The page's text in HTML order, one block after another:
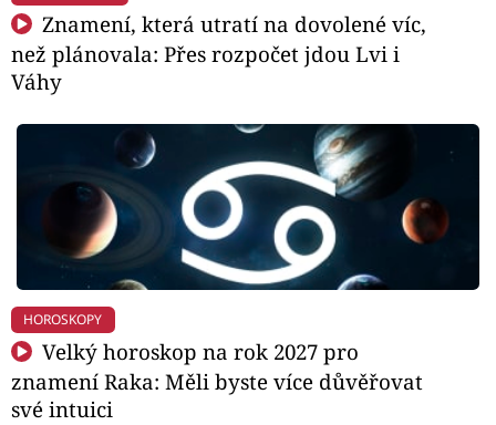
Znamení, která utratí na dovolené víc,
než plánovala: Přes rozpočet jdou Lvi i
Váhy
HOROSKOPY
Velký horoskop na rok 2027 pro
znamení Raka: Měli byste více důvěřovat
své intuici